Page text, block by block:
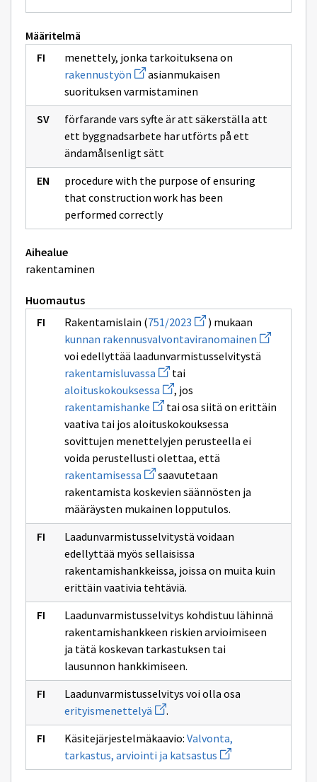
Määritelmä
menettely, jonka tarkoituksena on
rakennustyön Avaa
uuden
ikkunan
sivulle
rakennustyön
asianmukaisen
suorituksen varmistaminen
förfarande vars syfte är att säkerställa att
ett byggnadsarbete har utförts på ett
ändamålsenligt sätt
procedure with the purpose of ensuring
that construction work has been
performed correctly
Aihealue
rakentaminen
Huomautus
Rakentamislain (751/2023 Avaa
uuden
ikkunan
sivulle
751/2023
) mukaan
kunnan rakennusvalvontaviranomainen Avaa
uuden
ikkunan
voi edellyttää laadunvarmistusselvitystä
rakentamisluvassa Avaa
uuden
ikkunan
sivulle
rakentamisluvassa
tai
aloituskokouksessa Avaa
uuden
ikkunan
sivulle
aloituskokouksessa
, jos
rakentamishanke Avaa
uuden
ikkunan
sivulle
rakentamishanke
tai osa siitä on erittäin
vaativa tai jos aloituskokouksessa
sovittujen menettelyjen perusteella ei
voida perustellusti olettaa, että
rakentamisessa Avaa
uuden
ikkunan
sivulle
rakentamisessa
saavutetaan
rakentamista koskevien säännösten ja
määräysten mukainen lopputulos.
Laadunvarmistusselvitystä voidaan
edellyttää myös sellaisissa
rakentamishankkeissa, joissa on muita kuin
erittäin vaativia tehtäviä.
Laadunvarmistusselvitys kohdistuu lähinnä
rakentamishankkeen riskien arvioimiseen
ja tätä koskevan tarkastuksen tai
lausunnon hankkimiseen.
Laadunvarmistusselvitys voi olla osa
erityismenettelyä Avaa
uuden
ikkunan
sivulle
erityismenettelyä
.
Käsitejärjestelmäkaavio: Valvonta,
tarkastus, arviointi ja katsastus Avaa
uuden
ikkunan